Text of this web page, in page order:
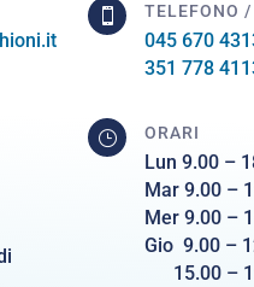
 TELEFONO
045 670
351 778
} ORARI
Lun 9.00 –
Mar 9.00 –
Mer 9.00 –
Gio 9.00 –
15.00 –